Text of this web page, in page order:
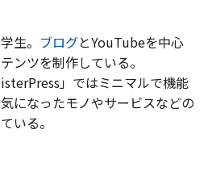
生。 ブログとYouTubeを中心
ンツを制作している。
」ではミニマルで機能
になったモノやサービスなどの
いる。